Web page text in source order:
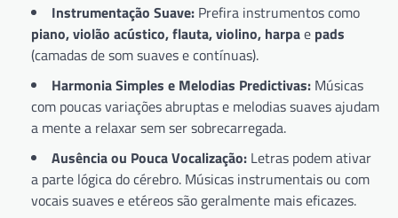
Instrumentação Suave: Prefira instrumentos como
piano, violão acústico, flauta, violino, harpae pads
(camadas de som suaves e contínuas).
Harmonia Simples e Melodias Predictivas: Músicas
com poucas variações abruptas e melodias suaves ajudam
a mente a relaxar sem ser sobrecarregada.
Ausência ou Pouca Vocalização: Letras podem ativar
a parte lógica do cérebro. Músicas instrumentais ou com
vocais suaves e etéreos são geralmente mais eficazes.